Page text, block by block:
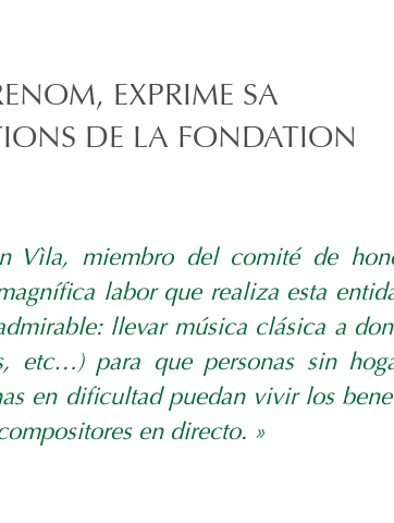
EXPRIME SA
DE LA FONDATION
Vìla, miembro del comité de
labor que realiza esta
llevar música clásica a
etc…) para que personas sin
en dificultad puedan vivir los
en directo. »